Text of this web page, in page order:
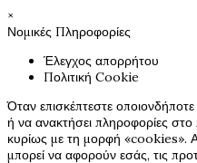
×
Νομικές Πληροφορίες
Έλεγχος απορρήτου
Πολιτική Cookie
Όταν επισκέπτεστε
ή να ανακτήσει πληροφορίες
κυρίως με τη μορφή «cookies».
μπορεί να αφορούν εσάς, τις